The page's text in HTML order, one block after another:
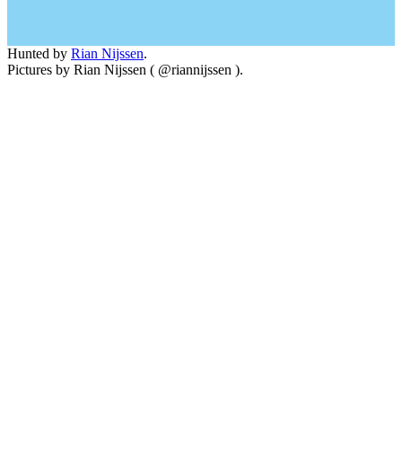
Hunted by Rian Nijssen.
Pictures by Rian Nijssen ( @riannijssen ).